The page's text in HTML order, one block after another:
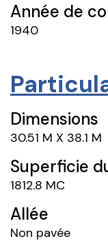
Année de
1940
Dimensions
30.51 M X 38.1 M
Superficie
1812.8 MC
Allée
Non pavée